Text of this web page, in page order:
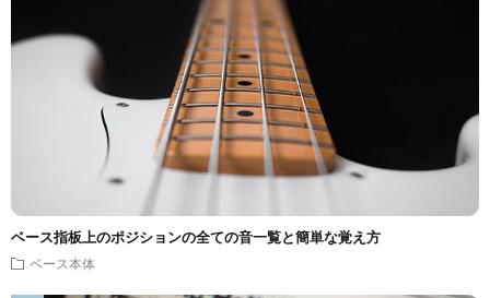
ベース指板上のポジションの全ての音一覧と簡単な覚え方
ベース本体